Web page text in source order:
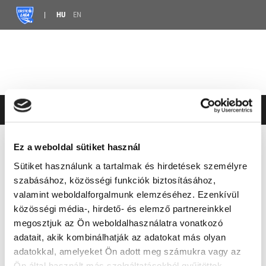
Ez a weboldal sütiket használ
Sütiket használunk a tartalmak és hirdetések személyre
szabásához, közösségi funkciók biztosításához,
valamint weboldalforgalmunk elemzéséhez. Ezenkívül
közösségi média-, hirdető- és elemző partnereinkkel
megosztjuk az Ön weboldalhasználatra vonatkozó
adatait, akik kombinálhatják az adatokat más olyan
adatokkal, amelyeket Ön adott meg számukra vagy az
HU EN
HÍREK ERSTE LIGA KIRILL KRUTOV CSATLAKOZIK A DEAC-HOZ
KIRILL KRUTOV
CSATLAKOZIK A DEAC-HOZ
2025.07.28. 08:37 |ABOUT A YEAR AGO
MEGOSZTÁS